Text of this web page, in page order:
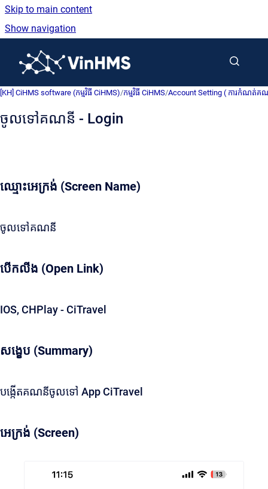
Skip to main content
Show navigation
[KH] CiHMS software (កម្មវិធី CiHMS)/កម្មវិធី CiHMS/Account Setting ( ការកំណត់
ចូលទៅគណនី - Login
ឈ្មោះអេក្រង់ (Screen Name)
ចូលទៅគណនី
បើកលីង (Open Link)
IOS, CHPlay - CiTravel
សង្ខេប (Summary)
បង្កើតគណនីចូលទៅ App CiTravel
អេក្រង់ (Screen)